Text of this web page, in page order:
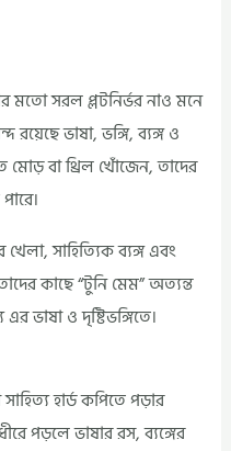
মতো সরল প্লটনির্ভর নাও মনে
ভাষা, ভঙ্গি, ব্যঙ্গ ও
মোড় বা থ্রিল খোঁজেন, তাদের
সাহিত্যিক ব্যঙ্গ এবং
কাছে “টুনি মেম” অত্যন্ত
ভাষা ও দৃষ্টিভঙ্গিতে।
হার্ড কপিতে পড়ার
পড়লে ভাষার রস, ব্যঙ্গের